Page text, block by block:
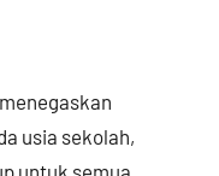
usia sekolah,